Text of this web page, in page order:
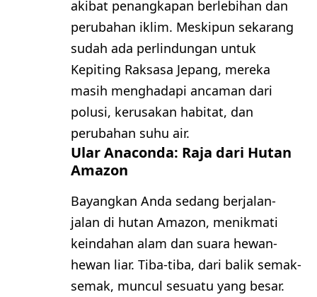
akibat penangkapan berlebihan dan
perubahan iklim. Meskipun sekarang
sudah ada perlindungan untuk
Kepiting Raksasa Jepang, mereka
masih menghadapi ancaman dari
polusi, kerusakan habitat, dan
perubahan suhu air.
Ular Anaconda: Raja dari Hutan
Amazon
Bayangkan Anda sedang berjalan-
jalan di hutan Amazon, menikmati
keindahan alam dan suara hewan-
hewan liar. Tiba-tiba, dari balik semak-
semak, muncul sesuatu yang besar.